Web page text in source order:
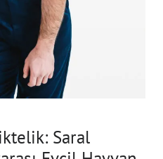
Saral